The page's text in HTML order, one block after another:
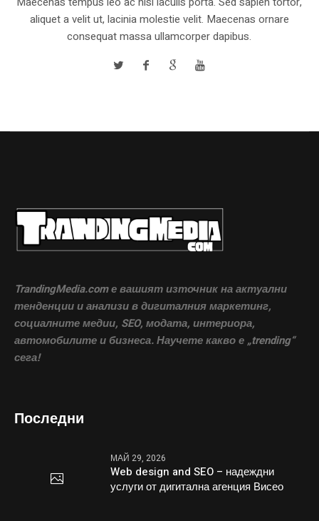
aliquet a velit ut, lacinia molestie velit. Maecenas ornare
consequat massa ullamcorper dapibus.
TrandingMedia.com е вашият източник на актуални
тенденции и анализи в дигиталния маркетинг,
социалните медии, SEO, модата, интериора,
автомобилите и бизнеса. Научете какво е „trending“
сега!
Последни
МАЙ 29, 2026
Web design and SEO – надеждни
услуги от дигитална агенция Висео